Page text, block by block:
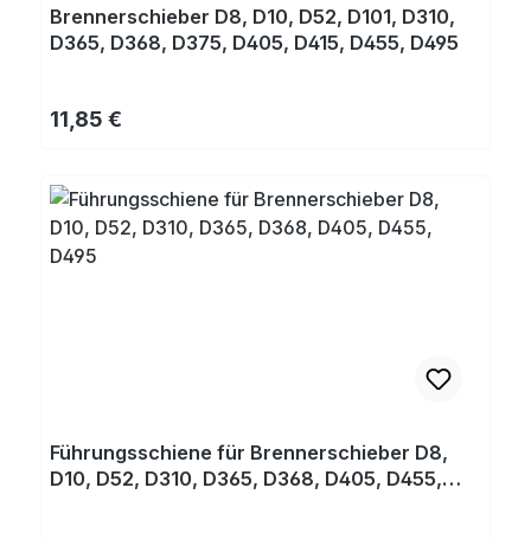
Brennerschieber D8, D10, D52, D101, D310,
D365, D368, D375, D405, D415, D455, D495
Regulärer Preis:
11,85 €
Führungsschiene für Brennerschieber D8,
D10, D52, D310, D365, D368, D405, D455,